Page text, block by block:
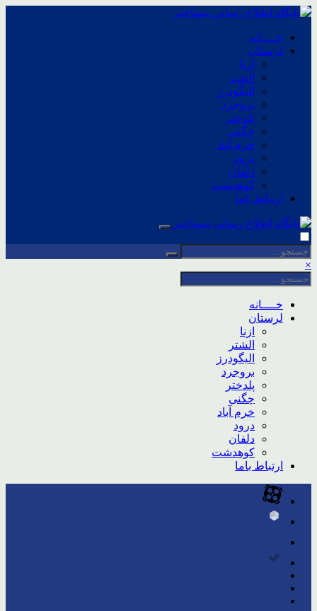
خــــانه
لرستان
ازنا
الشتر
الیگودرز
بروجرد
پلدختر
چگنی
خرم آباد
درود
دلفان
کوهدشت
ارتباط باما
×
خــــانه
لرستان
ازنا
الشتر
الیگودرز
بروجرد
پلدختر
چگنی
خرم آباد
درود
دلفان
کوهدشت
ارتباط باما